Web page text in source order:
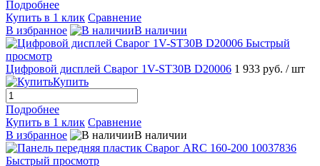
Подробнее
Купить в 1 клик Сравнение
В избранное
В наличии
Быстрый
просмотр
Цифровой дисплей Сварог 1V-ST30B D20006 1 933 руб. / шт
Купить
Подробнее
Купить в 1 клик Сравнение
В избранное
В наличии
Быстрый просмотр